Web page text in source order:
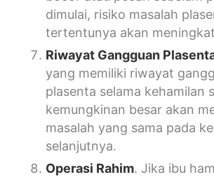
dimulai, risiko masalah
tertentunya akan
Riwayat Gangguan
yang memiliki riwayat
plasenta selama kehamilan
kemungkinan besar akan
masalah yang sama pada
selanjutnya.
Operasi Rahim. Jika ibu